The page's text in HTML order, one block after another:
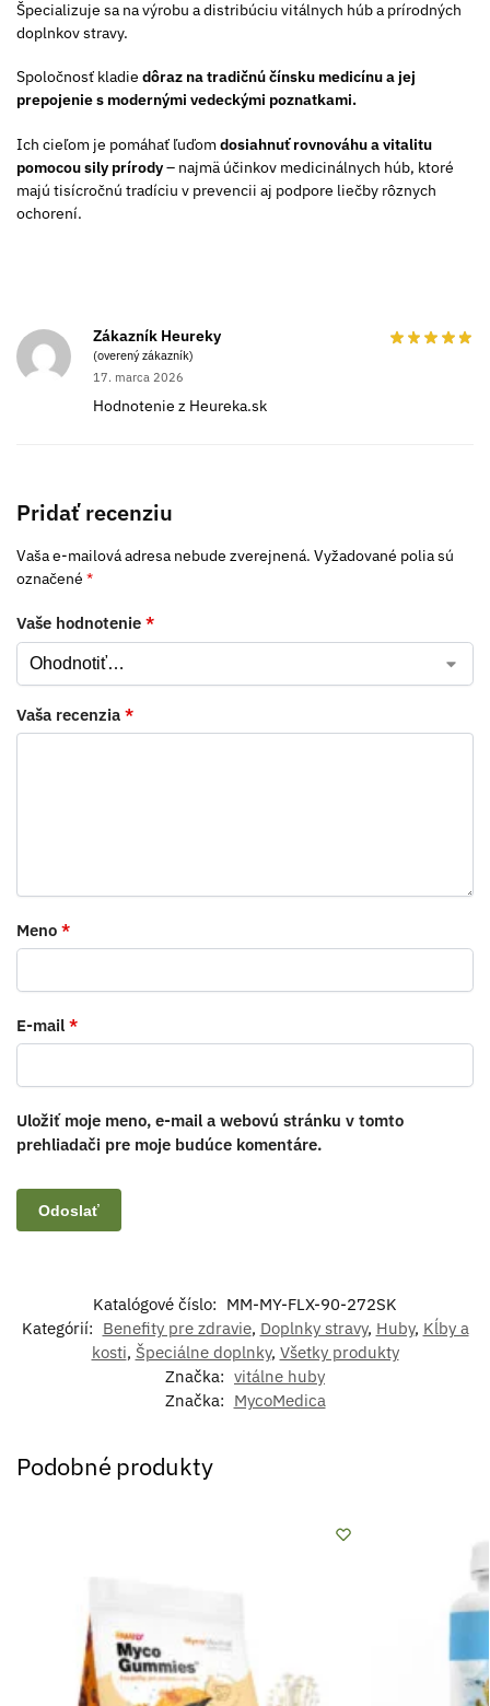
Špecializuje sa na výrobu a distribúciu vitálnych húb a prírodných
doplnkov stravy.
Spoločnosť kladie dôraz na tradičnú čínsku medicínu a jej
prepojenie s modernými vedeckými poznatkami.
Ich cieľom je pomáhať ľuďomdosiahnuť rovnováhu a vitalitu
pomocou sily prírody– najmä účinkov medicinálnych húb, ktoré
majú tisícročnú tradíciu v prevencii aj podpore liečby rôznych
ochorení.
Zákazník Heureky
(overený zákazník)
17. marca 2026
Hodnotenie z Heureka.sk
Pridať recenziu
Vaša e-mailová adresa nebude zverejnená. Vyžadované polia sú
označené *
Vaše hodnotenie *
Vaša recenzia *
Meno *
E-mail *
Uložiť moje meno, e-mail a webovú stránku v tomto
prehliadači pre moje budúce komentáre.
Katalógové číslo: MM-MY-FLX-90-272SK
Kategórií: Benefity pre zdravie, Doplnky stravy, Huby, Kĺby a
kosti, Špeciálne doplnky, Všetky produkty
Značka: vitálne huby
Značka: MycoMedica
Podobné produkty